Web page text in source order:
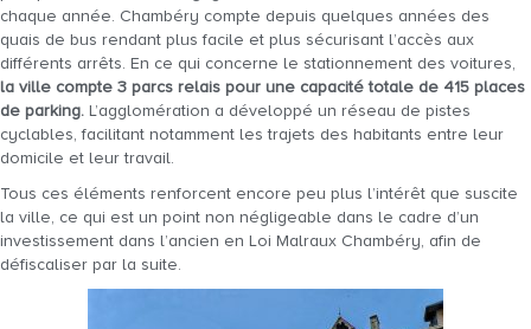
chaque année. Chambéry compte depuis quelques années des
quais de bus rendant plus facile et plus sécurisant l’accès aux
différents arrêts. En ce qui concerne le stationnement des voitures,
la ville compte 3 parcs relais pour une capacité totale de 415 places
de parking. L’agglomération a développé un réseau de pistes
cyclables, facilitant notamment les trajets des habitants entre leur
domicile et leur travail.
Tous ces éléments renforcent encore peu plus l’intérêt que suscite
la ville, ce qui est un point non négligeable dans le cadre d’un
investissement dans l’ancien en Loi Malraux Chambéry, afin de
défiscaliser par la suite.